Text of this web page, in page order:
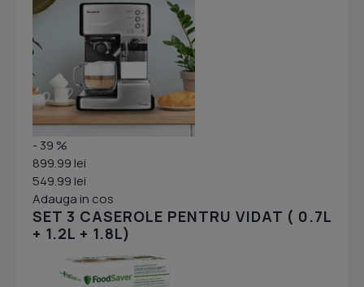
- 39 %
899.99 lei
549.99 lei
Adauga in cos
SET 3 CASEROLE PENTRU VIDAT ( 0.7L
+ 1.2L + 1.8L)